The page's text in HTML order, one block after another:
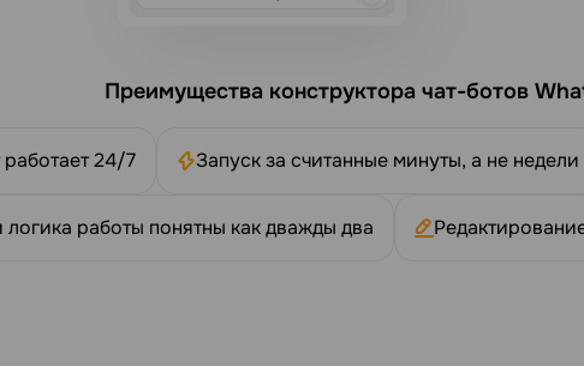
Преимущества конструктора чат-ботов
24/7 Запуск за считанные минуты, а не недели
логика работы понятны как дважды два